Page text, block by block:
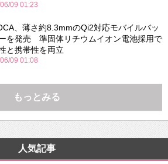
09 01:23
、薄さ約8.3mmのQi2対応モバイルバッ
を発売 準固体リチウムイオン電池採用で
と携帯性を両立
09 01:08
もっとみる
人気記事